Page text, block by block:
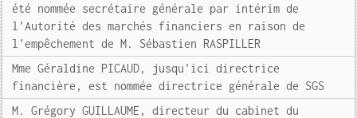
été nommée secrétaire générale par intérim de
l'Autorité des marchés financiers en raison de
l'empêchement de M. Sébastien RASPILLER
Mme Géraldine PICAUD, jusqu'ici directrice
financière, est nommée directrice générale de SGS
M. Grégory GUILLAUME, directeur du cabinet du